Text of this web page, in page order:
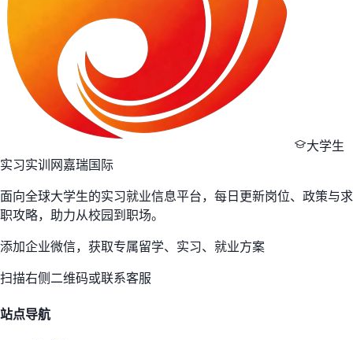
大学生
实习实训网嘉瑞国际
面向全球大学生的实习就业信息平台，每日更新岗位、政策与求
职攻略，助力从校园到职场。
添加企业微信，获取专属留学、实习、就业方案
扫描右侧二维码或联系客服
站点导航